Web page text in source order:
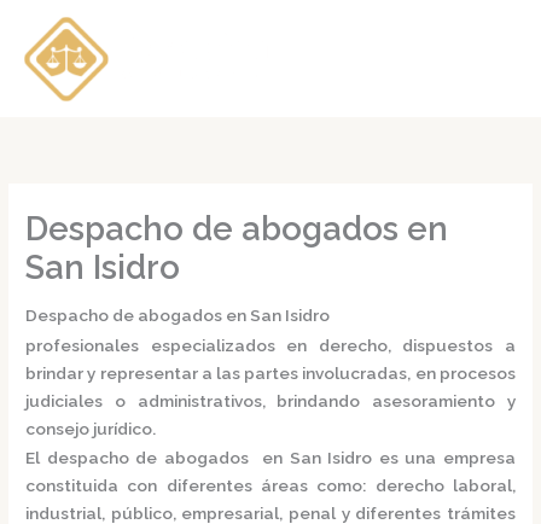
contenido
Despacho de abogados en
San Isidro
Despacho de abogados en San Isidro
profesionales especializados en derecho, dispuestos a
brindar y representar a las partes involucradas, en procesos
judiciales o administrativos, brindando asesoramiento y
consejo jurídico.
El despacho de abogados en San Isidro es una empresa
constituida con diferentes áreas como: derecho laboral,
industrial, público, empresarial, penal y diferentes trámites